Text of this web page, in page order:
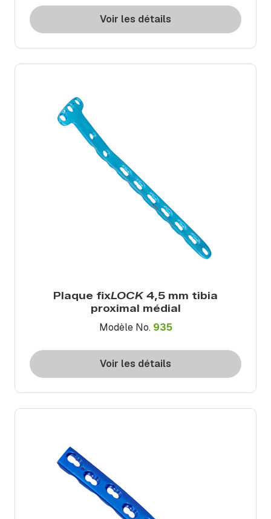
Voir les détails
Plaque fixLOCK 4,5 mm tibia
proximal médial
Modèle No. 935
Voir les détails